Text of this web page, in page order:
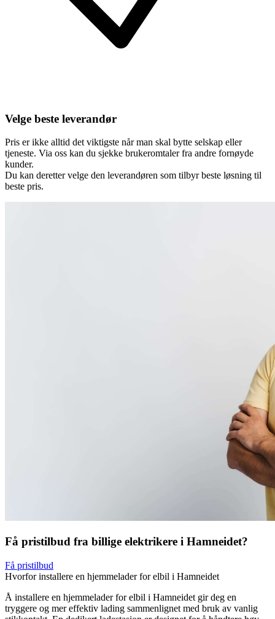
Velge beste leverandør
Pris er ikke alltid det viktigste når man skal bytte selskap eller
tjeneste. Via oss kan du sjekke brukeromtaler fra andre fornøyde
kunder.
Du kan deretter velge den leverandøren som tilbyr beste løsning til
beste pris.
Få pristilbud fra billige elektrikere i Hamneidet?
Få pristilbud
Hvorfor installere en hjemmelader for elbil i Hamneidet
Å installere en hjemmelader for elbil i Hamneidet gir deg en
tryggere og mer effektiv lading sammenlignet med bruk av vanlig